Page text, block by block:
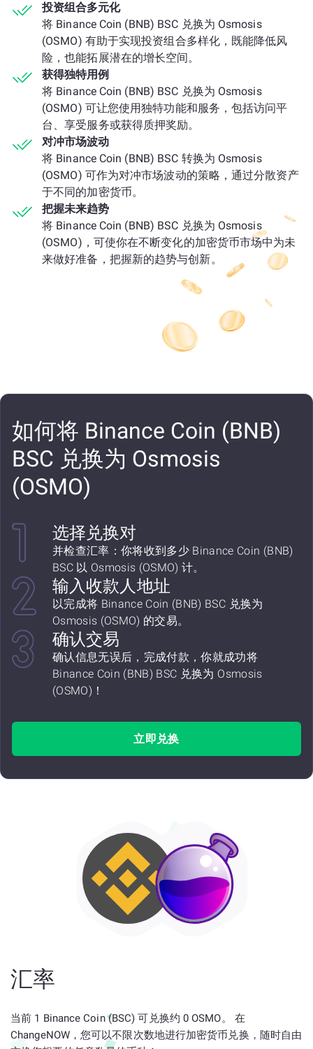
投资组合多元化
将 Binance Coin (BNB) BSC 兑换为 Osmosis
(OSMO) 有助于实现投资组合多样化，既能降低风
险，也能拓展潜在的增长空间。
获得独特用例
将 Binance Coin (BNB) BSC 兑换为 Osmosis
(OSMO) 可让您使用独特功能和服务，包括访问平
台、享受服务或获得质押奖励。
对冲市场波动
将 Binance Coin (BNB) BSC 转换为 Osmosis
(OSMO) 可作为对冲市场波动的策略，通过分散资产
于不同的加密货币。
把握未来趋势
将 Binance Coin (BNB) BSC 兑换为 Osmosis
(OSMO)，可使你在不断变化的加密货币市场中为未
来做好准备，把握新的趋势与创新。
如何将 Binance Coin (BNB)
BSC 兑换为 Osmosis
(OSMO)
选择兑换对
并检查汇率：你将收到多少 Binance Coin (BNB)
BSC 以 Osmosis (OSMO) 计。
输入收款人地址
以完成将 Binance Coin (BNB) BSC 兑换为
Osmosis (OSMO) 的交易。
确认交易
确认信息无误后，完成付款，你就成功将
Binance Coin (BNB) BSC 兑换为 Osmosis
(OSMO)！
立即兑换
汇率
当前 1 Binance Coin (BSC) 可兑换约 0 OSMO。 在
ChangeNOW，您可以不限次数地进行加密货币兑换，随时自由